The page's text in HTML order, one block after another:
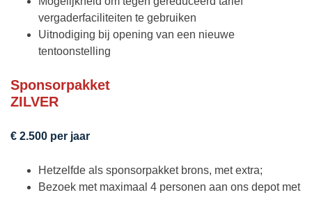
vergaderfaciliteiten te gebruiken
Uitnodiging bij opening van een nieuwe
tentoonstelling
Sponsorpakket
ZILVER
€ 2.500 per jaar
Hetzelfde als sponsorpakket brons, met extra;
Bezoek met maximaal 4 personen aan ons depot met